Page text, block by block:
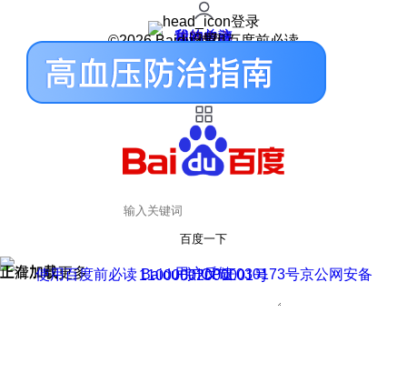
登录
我的关注
我的收藏
皮肤中心
用户反馈
设置
©2026 Baidu 使用百度前必读
百度一下
正在加载
上滑加载更多 用户反馈
使用百度前必读 Baidu 京ICP证030173号
京公网安备11000002000001号